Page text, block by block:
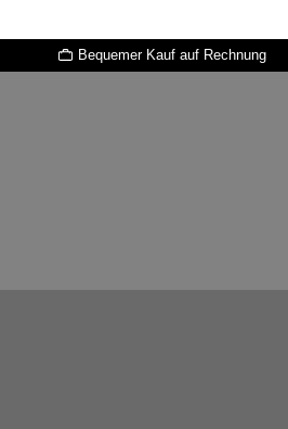
Bequemer Kauf auf Rechnung